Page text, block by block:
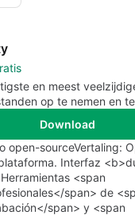
en meest
op te nemen en
Download
open-sourceVertaling:
Interfaz
<span
span> de
span> y <span